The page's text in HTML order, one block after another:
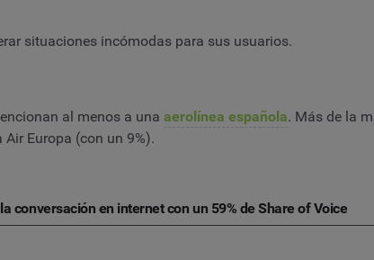
situaciones incómodas para sus usuarios.
al menos a una aerolínea española. Más de la
Europa (con un 9%).
conversación en internet con un 59% de Share of Voice